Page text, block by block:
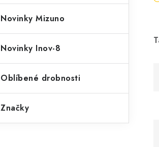
Novinky Mizuno
Novinky Inov-8
Oblíbené drobnosti
Značky